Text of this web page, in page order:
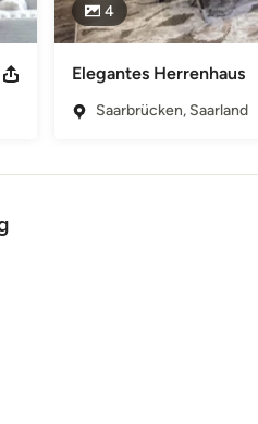
4
Elegantes Herrenhaus
Saarbrücken, Saarland